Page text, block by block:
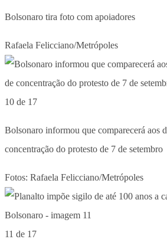
Bolsonaro tira foto com apoiadores
Rafaela Felicciano/Metrópoles
10 de 17
Bolsonaro informou que comparecerá aos
concentração do protesto de 7 de setembro
Fotos: Rafaela Felicciano/Metrópoles
11 de 17